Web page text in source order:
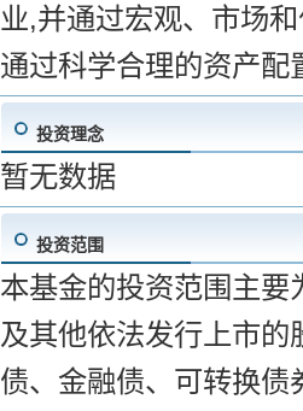
业,并通过宏观、市场
通过科学合理的资产
投资理念
暂无数据
投资范围
本基金的投资范围主
及其他依法发行上市
债、金融债、可转换